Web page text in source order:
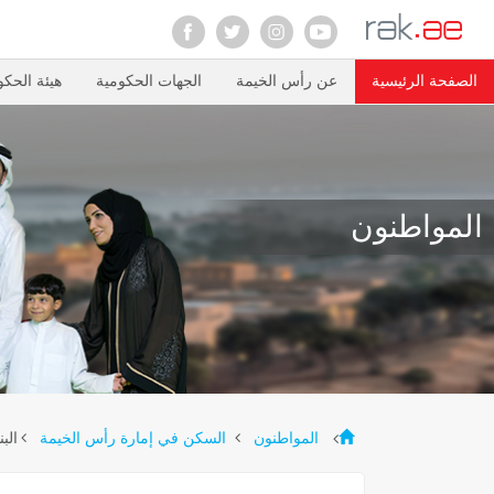
الصفحة الرئيسية عن رأس الخيمة الجهات الحكومية هيئة
المواطنون
المواطنون السكن في إمارة رأس الخيمة